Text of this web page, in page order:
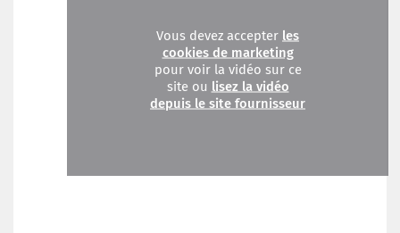
Vous devez accepter les
cookies de marketing
pour voir la vidéo sur ce
site ou lisez la vidéo
depuis le site fournisseur